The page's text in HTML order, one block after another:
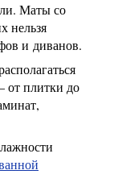
Маты со
нельзя
и диванов.
от плитки до